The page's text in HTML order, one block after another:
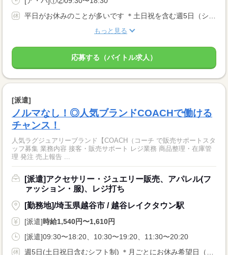
もっと見る
応募する（バイトル求人）
[派遣]
ノルマなし！◎人気ブランドCOACHで働ける
チャンス！
人気ラグジュアリーブランド【COACH（コーチ で販売サポートスタ
ッフ募集 業務内容 接客・販売サポート レジ業務 商品整理・在庫管
理 発注 売上報告 ...
[派遣]アクセサリー・ジュエリー販売、アパレル(フ
ァッション・服)、レジ打ち
[勤務地]/埼玉県越谷市 / 越谷レイクタウン駅
[派遣]時給1,540円〜1,610円
[派遣]09:30〜18:20、10:30〜19:20、11:30〜20:20